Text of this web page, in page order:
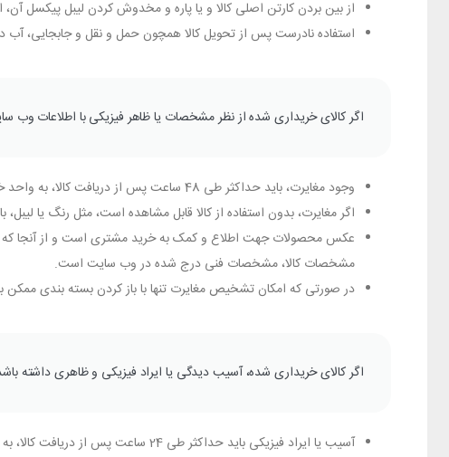
از بین بردن کارتن اصلی کالا و یا پاره و مخدوش کردن لیبل پیکسل
استفاده نادرست پس از تحویل کالا همچون حمل و نقل و جابجایی،
اگر کالای خریداری شده از نظر مشخصات یا ظاهر فیزیکی با اطلاعات وب
وجود مغایرت، باید حداکثر طی 48 ساعت پس از دریافت کالا، به واحد خدمات پس از فروش پیکسل از طریق تلفن اطلاع داده شود.
اگر مغایرت، بدون استفاده از کالا قابل مشاهده است، مثل رنگ یا
عکس محصولات جهت اطلاع و کمک به خرید مشتری است و از آنجا که
مشخصات کالا، مشخصات فنی درج شده در وب سایت است.
در صورتی که امکان تشخیص مغایرت تنها با باز کردن بسته بندی
اگر کالای خریداری شده، آسیب دیدگی یا ایراد فیزیکی و ظاهری داشته
آسیب‏‏ یا ایراد فیزیکی باید حداکثر طی 24 ساعت پس از دریافت کالا، به خدمات پس از فروش پیکسل از طریق تلفن اطلاع داده شود.